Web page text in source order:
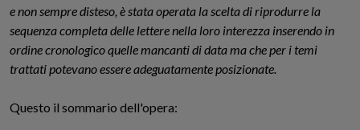
e non sempre disteso, è stata operata la scelta di riprodurre la
sequenza completa delle lettere nella loro interezza inserendo in
ordine cronologico quelle mancanti di data ma che per i temi
trattati potevano essere adeguatamente posizionate.
Questo il sommario dell'opera: